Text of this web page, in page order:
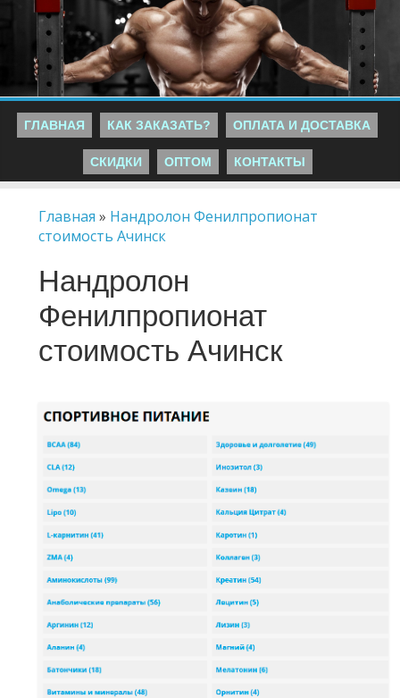
ГЛАВНАЯ КАК ЗАКАЗАТЬ? ОПЛАТА И ДОСТАВКА
СКИДКИ ОПТОМ КОНТАКТЫ
Главная » Нандролон Фенилпропионат
стоимость Ачинск
Нандролон
Фенилпропионат
стоимость Ачинск